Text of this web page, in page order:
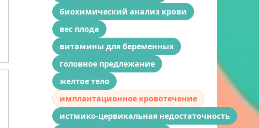
биохимический анализ крови
вес плода
витамины для беременных
головное предлежание
желтое тело
имплантационное кровотечение
истмико-цервикальная недостаточность